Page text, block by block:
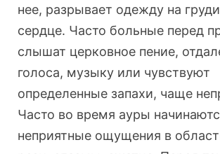
нее, разрывает одежду на
сердце. Часто больные перед
слышат церковное пение,
голоса, музыку или чувствуют
определенные запахи, чаще
Часто во время ауры
неприятные ощущения в